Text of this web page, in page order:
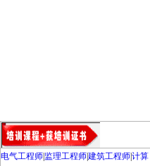
电气工程师 监理工程师建筑工程师计算